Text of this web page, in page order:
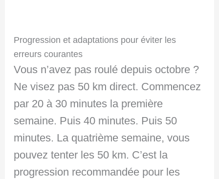
Progression et adaptations pour éviter les
erreurs courantes
Vous n’avez pas roulé depuis octobre ?
Ne visez pas 50 km direct. Commencez
par 20 à 30 minutes la première
semaine. Puis 40 minutes. Puis 50
minutes. La quatrième semaine, vous
pouvez tenter les 50 km. C’est la
progression recommandée pour les